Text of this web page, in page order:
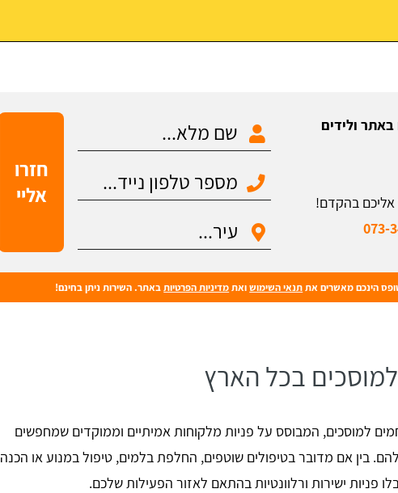
ולידים
אליכם בהקדם!
073-
הינכם מאשרים אתתנאי השימושואתמדיניות הפרטיותבאתר. השירות ניתן בחינם!
למוסכים בכל הארץ
למוסכים, המבוסס על פניות מלקוחות אמיתיים וממוקדים שמחפשים
בין אם מדובר בטיפולים שוטפים, החלפת בלמים, טיפול במנוע או הכנה
פניות ישירות ורלוונטיות בהתאם לאזור הפעילות שלכם.